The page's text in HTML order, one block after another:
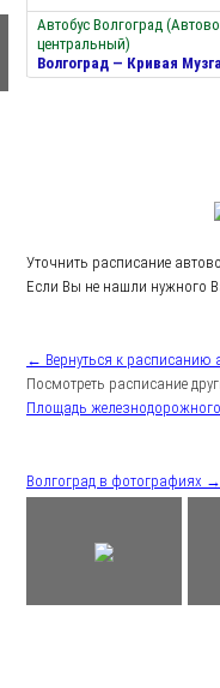
Автобус Волгоград
центральный)
Волгоград — Кривая
Уточнить расписание
Если Вы не нашли нужного
← Вернуться к расписанию
Посмотреть расписание
Площадь
Волгоград в фотографиях →